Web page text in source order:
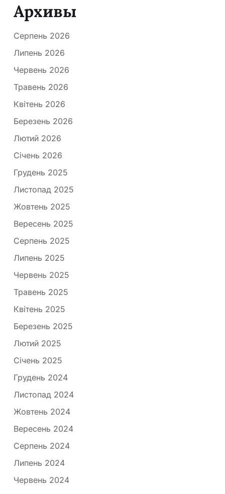
Архивы
Серпень 2026
Липень 2026
Червень 2026
Травень 2026
Квітень 2026
Березень 2026
Лютий 2026
Січень 2026
Грудень 2025
Листопад 2025
Жовтень 2025
Вересень 2025
Серпень 2025
Липень 2025
Червень 2025
Травень 2025
Квітень 2025
Березень 2025
Лютий 2025
Січень 2025
Грудень 2024
Листопад 2024
Жовтень 2024
Вересень 2024
Серпень 2024
Липень 2024
Червень 2024